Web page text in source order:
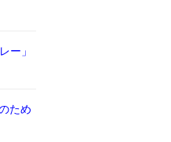
ー」
ため